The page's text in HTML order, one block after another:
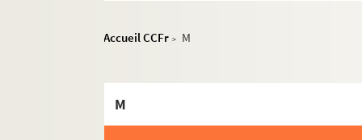
Accueil CCFr > M
M